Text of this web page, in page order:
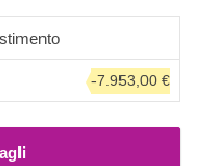
fibre di
tipo di rivestimento è
resistenza, stabilità,
che per il suo
di questa casa
naturale con
-7.953,00 €